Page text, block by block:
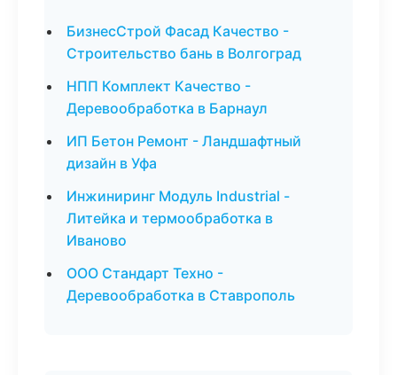
БизнесСтрой Фасад Качество -
Строительство бань в Волгоград
НПП Комплект Качество -
Деревообработка в Барнаул
ИП Бетон Ремонт - Ландшафтный
дизайн в Уфа
Инжиниринг Модуль Industrial -
Литейка и термообработка в
Иваново
ООО Стандарт Техно -
Деревообработка в Ставрополь